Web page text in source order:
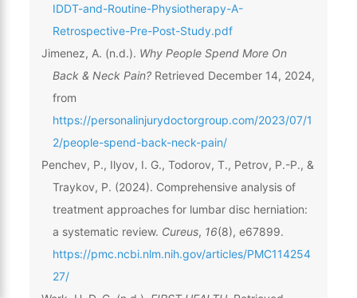
IDDT-and-Routine-Physiotherapy-A-
Retrospective-Pre-Post-Study.pdf
Jimenez, A. (n.d.). Why People Spend More On
Back & Neck Pain?Retrieved December 14, 2024,
from
https://personalinjurydoctorgroup.com/2023/07/1
2/people-spend-back-neck-pain/
Penchev, P., Ilyov, I. G., Todorov, T., Petrov, P.-P., &
Traykov, P. (2024). Comprehensive analysis of
treatment approaches for lumbar disc herniation:
a systematic review. Cureus, 16(8), e67899.
https://pmc.ncbi.nlm.nih.gov/articles/PMC114254
27/